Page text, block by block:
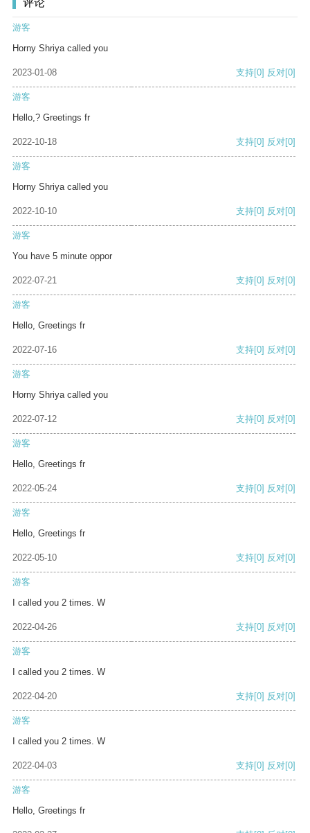
评论
游客
Horny Shriya called you
2023-01-08 支持[0] 反对[0]
游客
Hello,? Greetings fr
2022-10-18 支持[0] 反对[0]
游客
Horny Shriya called you
2022-10-10 支持[0] 反对[0]
游客
You have 5 minute oppor
2022-07-21 支持[0] 反对[0]
游客
Hello, Greetings fr
2022-07-16 支持[0] 反对[0]
游客
Horny Shriya called you
2022-07-12 支持[0] 反对[0]
游客
Hello, Greetings fr
2022-05-24 支持[0] 反对[0]
游客
Hello, Greetings fr
2022-05-10 支持[0] 反对[0]
游客
I called you 2 times. W
2022-04-26 支持[0] 反对[0]
游客
I called you 2 times. W
2022-04-20 支持[0] 反对[0]
游客
I called you 2 times. W
2022-04-03 支持[0] 反对[0]
游客
Hello, Greetings fr